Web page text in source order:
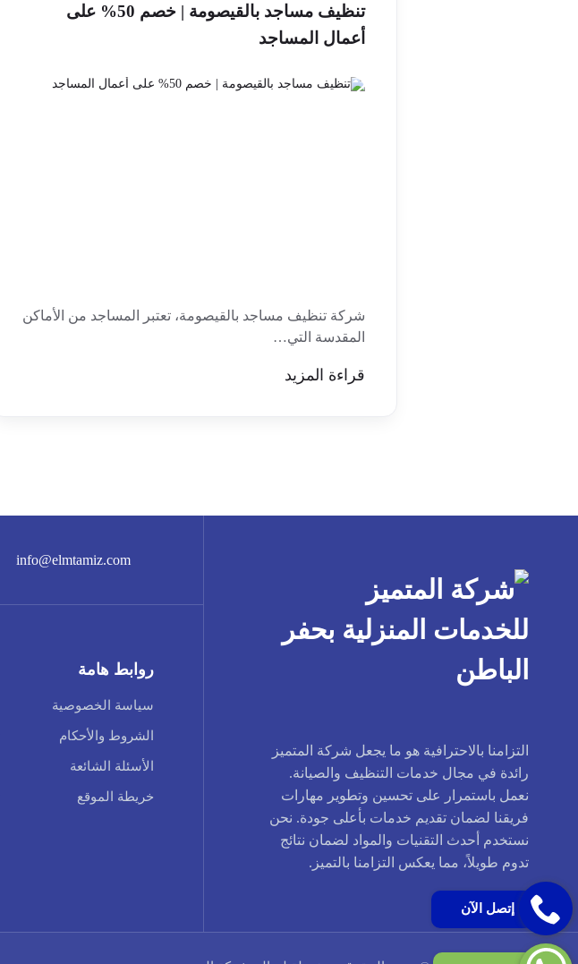
تنظيف مساجد بالقيصومة | خصم 50% على
أعمال المساجد
شركة تنظيف مساجد بالقيصومة، تعتبر المساجد من الأماكن
المقدسة التي…
قراءة المزيد
التزامنا بالاحترافية هو ما يجعل شركة المتميز
رائدة في مجال خدمات التنظيف والصيانة.
نعمل باستمرار على تحسين وتطوير مهارات
فريقنا لضمان تقديم خدمات بأعلى جودة. نحن
نستخدم أحدث التقنيات والمواد لضمان نتائج
تدوم طويلاً، مما يعكس التزامنا بالتميز.
info@elmtamiz.com
روابط هامة
سياسة الخصوصية
الشروط والأحكام
الأسئلة الشائعة
خريطة الموقع
إتصل الآن